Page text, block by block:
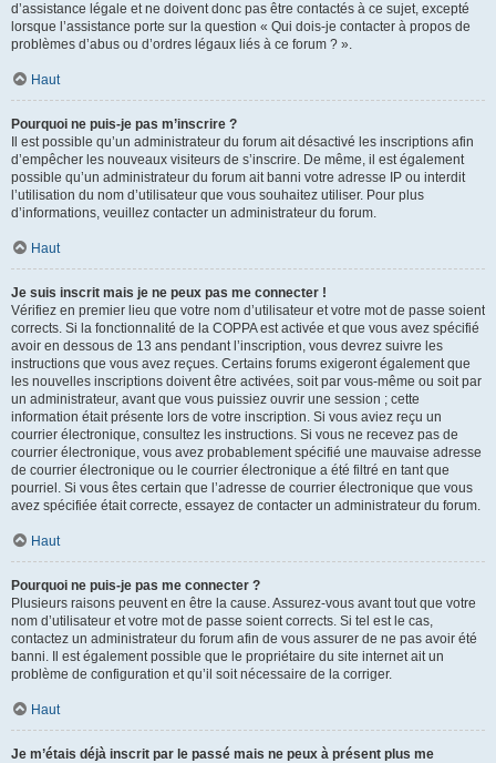
d’assistance légale et ne doivent donc pas être contactés à ce sujet, excepté
lorsque l’assistance porte sur la question « Qui dois-je contacter à propos de
problèmes d’abus ou d’ordres légaux liés à ce forum ? ».
Haut
Pourquoi ne puis-je pas m’inscrire ?
Il est possible qu’un administrateur du forum ait désactivé les inscriptions afin
d’empêcher les nouveaux visiteurs de s’inscrire. De même, il est également
possible qu’un administrateur du forum ait banni votre adresse IP ou interdit
l’utilisation du nom d’utilisateur que vous souhaitez utiliser. Pour plus
d’informations, veuillez contacter un administrateur du forum.
Haut
Je suis inscrit mais je ne peux pas me connecter !
Vérifiez en premier lieu que votre nom d’utilisateur et votre mot de passe soient
corrects. Si la fonctionnalité de la COPPA est activée et que vous avez spécifié
avoir en dessous de 13 ans pendant l’inscription, vous devrez suivre les
instructions que vous avez reçues. Certains forums exigeront également que
les nouvelles inscriptions doivent être activées, soit par vous-même ou soit par
un administrateur, avant que vous puissiez ouvrir une session ; cette
information était présente lors de votre inscription. Si vous aviez reçu un
courrier électronique, consultez les instructions. Si vous ne recevez pas de
courrier électronique, vous avez probablement spécifié une mauvaise adresse
de courrier électronique ou le courrier électronique a été filtré en tant que
pourriel. Si vous êtes certain que l’adresse de courrier électronique que vous
avez spécifiée était correcte, essayez de contacter un administrateur du forum.
Haut
Pourquoi ne puis-je pas me connecter ?
Plusieurs raisons peuvent en être la cause. Assurez-vous avant tout que votre
nom d’utilisateur et votre mot de passe soient corrects. Si tel est le cas,
contactez un administrateur du forum afin de vous assurer de ne pas avoir été
banni. Il est également possible que le propriétaire du site internet ait un
problème de configuration et qu’il soit nécessaire de la corriger.
Haut
Je m’étais déjà inscrit par le passé mais ne peux à présent plus me